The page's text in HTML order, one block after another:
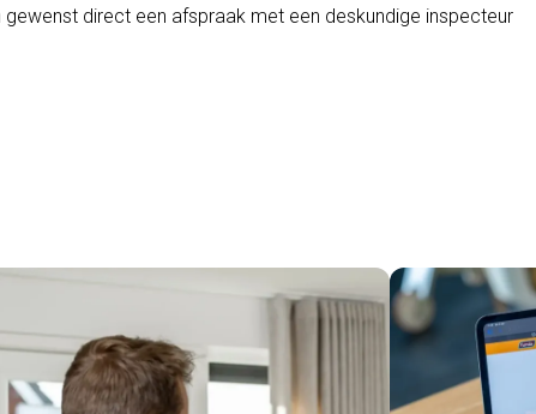
gewenst direct een afspraak met een deskundige inspecteur